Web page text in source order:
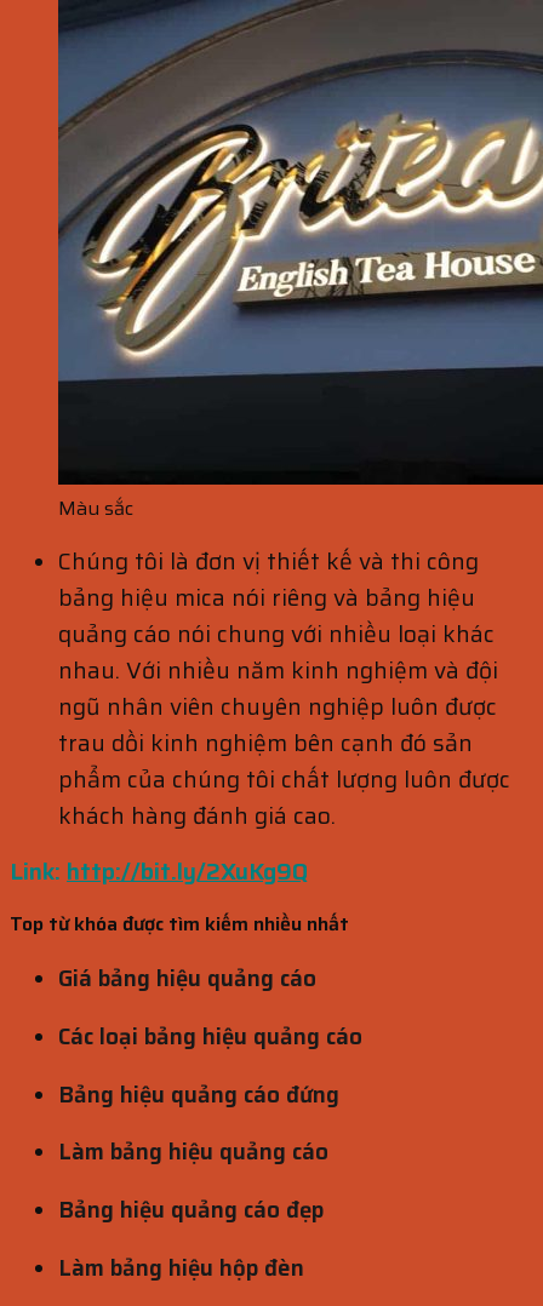
Màu sắc
Chúng tôi là đơn vị thiết kế và thi công
bảng hiệu mica nói riêng và bảng hiệu
quảng cáo nói chung với nhiều loại khác
nhau. Với nhiều năm kinh nghiệm và đội
ngũ nhân viên chuyên nghiệp luôn được
trau dồi kinh nghiệm bên cạnh đó sản
phẩm của chúng tôi chất lượng luôn được
khách hàng đánh giá cao.
Link: http://bit.ly/2XuKg9Q
Top từ khóa được tìm kiếm nhiều nhất
Giá bảng hiệu quảng cáo
Các loại bảng hiệu quảng cáo
Bảng hiệu quảng cáo đứng
Làm bảng hiệu quảng cáo
Bảng hiệu quảng cáo đẹp
Làm bảng hiệu hộp đèn